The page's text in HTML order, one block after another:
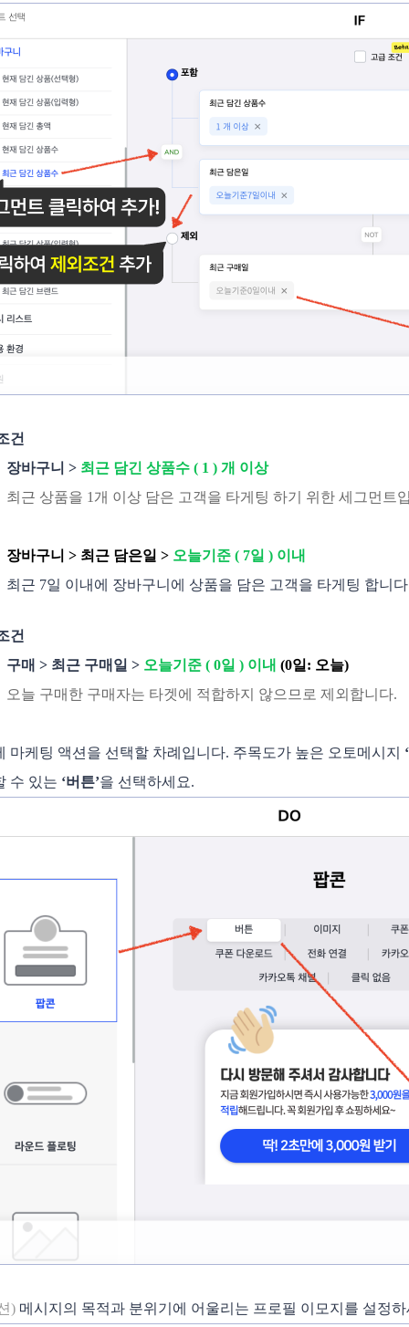
건
장바구니 > 최근 담긴 상품수 ( 1 ) 개 이상
최근 상품을 1개 이상 담은 고객을 타게팅 하기 위한 세그먼트
장바구니 > 최근 담은일 > 오늘기준 ( 7일 ) 이내
최근 7일 이내에 장바구니에 상품을 담은 고객을 타게팅 합니
건
구매 > 최근 구매일 > 오늘기준 ( 0일 ) 이내 (0일: 오늘)
오늘 구매한 구매자는 타겟에 적합하지 않으므로 제외합니다.
마케팅 액션을 선택할 차례입니다. 주목도가 높은 오토메시지
수 있는 ‘버튼’을 선택하세요.
) 메시지의 목적과 분위기에 어울리는 프로필 이모지를 설정